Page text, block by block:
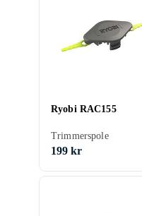
Ryobi RAC155
Trimmerspole
199 kr